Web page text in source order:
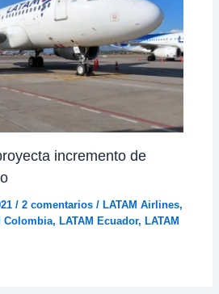
incremento de
/2 comentarios /LATAM Airlines,
Colombia,LATAM Ecuador,LATAM